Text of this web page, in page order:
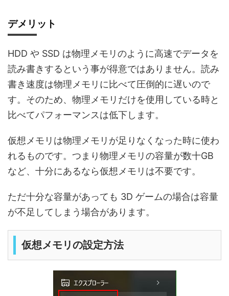
デメリット
HDD や SSD は物理メモリのように高速でデータを
読み書きするという事が得意ではありません。読み
書き速度は物理メモリに比べて圧倒的に遅いので
す。そのため、物理メモリだけを使用している時と
比べてパフォーマンスは低下します。
仮想メモリは物理メモリが足りなくなった時に使わ
れるものです。つまり物理メモリの容量が数十GB
など、十分にあるなら仮想メモリは不要です。
ただ十分な容量があっても 3D ゲームの場合は容量
が不足してしまう場合があります。
仮想メモリの設定方法